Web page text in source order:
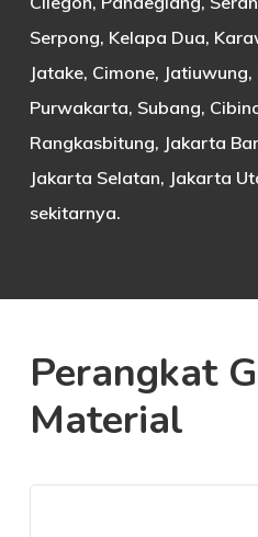
Serpong, Kelapa Dua,
Jatake, Cimone,
Purwakarta, Subang,
Rangkasbitung, Jakarta
Jakarta Selatan, Jakarta
sekitarnya.
Perangkat
Material